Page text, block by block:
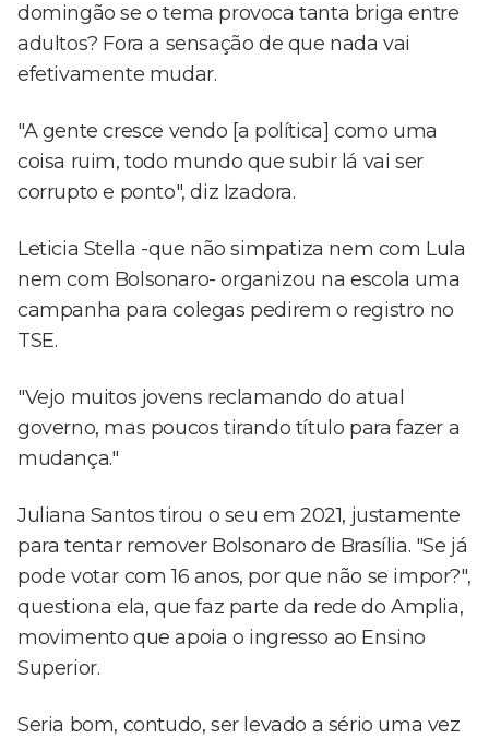
domingão se o tema provoca tanta briga entre
adultos? Fora a sensação de que nada vai
efetivamente mudar.
"A gente cresce vendo [a política] como uma
coisa ruim, todo mundo que subir lá vai ser
corrupto e ponto", diz Izadora.
Leticia Stella -que não simpatiza nem com Lula
nem com Bolsonaro- organizou na escola uma
campanha para colegas pedirem o registro no
TSE.
"Vejo muitos jovens reclamando do atual
governo, mas poucos tirando título para fazer a
mudança."
Juliana Santos tirou o seu em 2021, justamente
para tentar remover Bolsonaro de Brasília. "Se já
pode votar com 16 anos, por que não se impor?",
questiona ela, que faz parte da rede do Amplia,
movimento que apoia o ingresso ao Ensino
Superior.
Seria bom, contudo, ser levado a sério uma vez